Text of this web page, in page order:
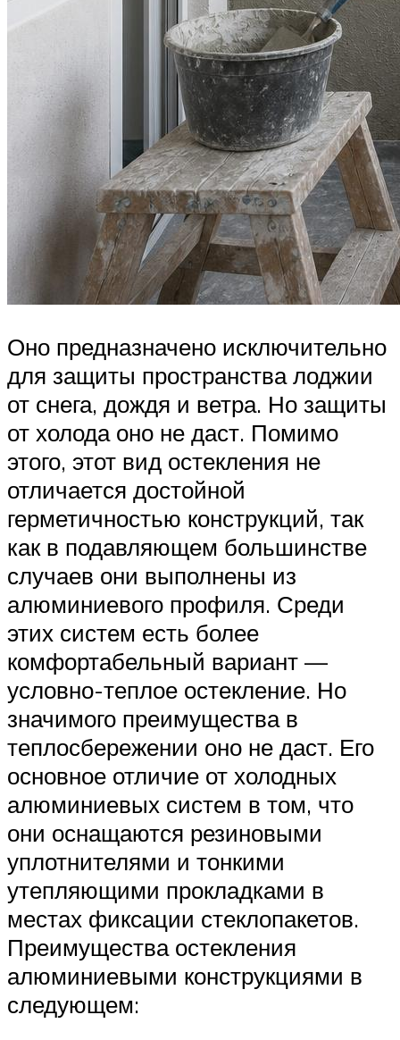
Оно предназначено исключительно
для защиты пространства лоджии
от снега, дождя и ветра. Но защиты
от холода оно не даст. Помимо
этого, этот вид остекления не
отличается достойной
герметичностью конструкций, так
как в подавляющем большинстве
случаев они выполнены из
алюминиевого профиля. Среди
этих систем есть более
комфортабельный вариант —
условно-теплое остекление. Но
значимого преимущества в
теплосбережении оно не даст. Его
основное отличие от холодных
алюминиевых систем в том, что
они оснащаются резиновыми
уплотнителями и тонкими
утепляющими прокладками в
местах фиксации стеклопакетов.
Преимущества остекления
алюминиевыми конструкциями в
следующем: